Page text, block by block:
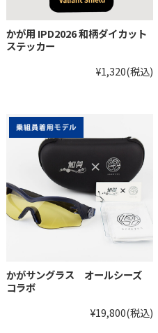
かが用 IPD2026 和柄ダイカット
ステッカー
¥1,320(税込)
かがサングラス オールシーズ
コラボ
¥19,800(税込)